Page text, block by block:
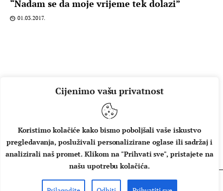
Cijenimo vašu privatnost
Koristimo kolačiće kako bismo poboljšali vaše iskustvo
pregledavanja, posluživali personalizirane oglase ili sadržaj i
analizirali naš promet. Klikom na "Prihvati sve", pristajete na
našu upotrebu kolačića.
“Nadam se da moje vrijeme tek dolazi”
01.03.2017.
O NAMA IMPRESSUM UVJETI KORIŠTENJA